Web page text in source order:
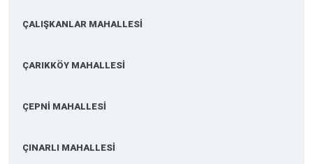
ÇALIŞKANLAR MAHALLESİ
ÇARIKKÖY MAHALLESİ
ÇEPNİ MAHALLESİ
ÇINARLI MAHALLESİ